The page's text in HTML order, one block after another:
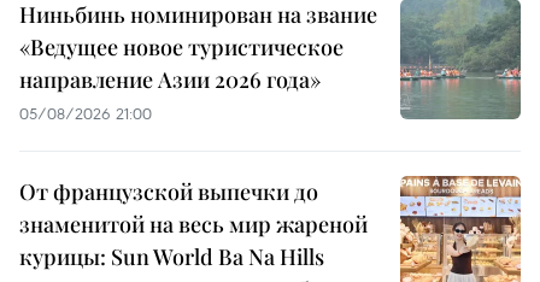
Ниньбинь номинирован на звание
«Ведущее новое туристическое
направление Азии 2026 года»
05/08/2026 21:00
От французской выпечки до
знаменитой на весь мир жареной
курицы: Sun World Ba Na Hills